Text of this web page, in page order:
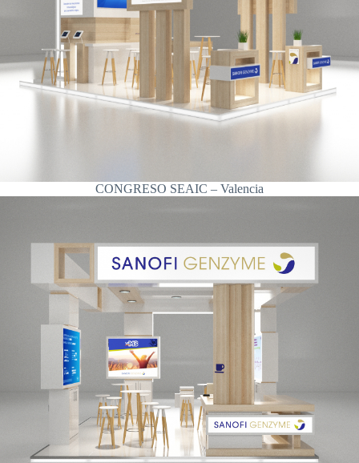
CONGRESO SEAIC – Valencia